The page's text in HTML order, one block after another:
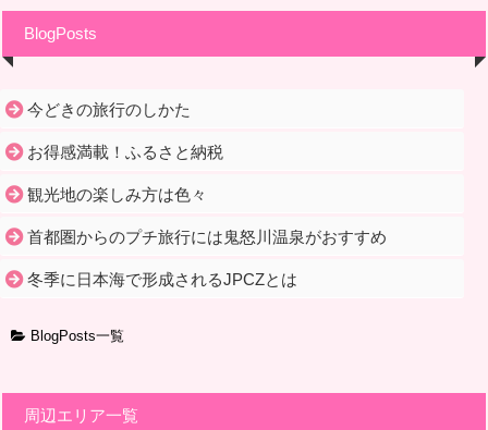
BlogPosts
今どきの旅行のしかた
お得感満載！ふるさと納税
観光地の楽しみ方は色々
首都圏からのプチ旅行には鬼怒川温泉がおすすめ
冬季に日本海で形成されるJPCZとは
BlogPosts一覧
周辺エリア一覧